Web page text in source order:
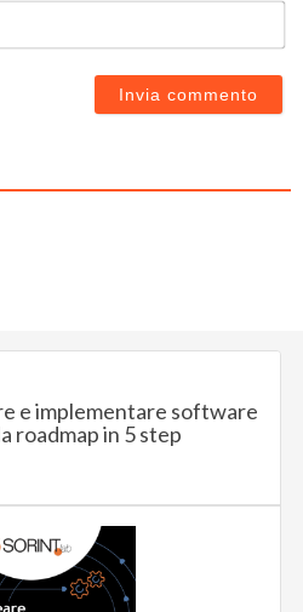
e implementare software
roadmap in 5 step